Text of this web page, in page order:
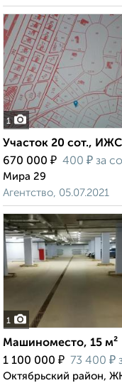
1
Участок 20 сот.,
670 000 ₽ 400 ₽ за
Мира 29
Агентство, 05.07.2021
1
Машиноместо, 15 м²
1 100 000 ₽ 73 400 ₽
Октябрьский район,